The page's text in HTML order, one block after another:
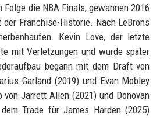
die NBA Finals, gewannen 2016
Franchise-Historie. Nach LeBrons
Kevin Love, der letzte
mit Verletzungen und wurde später
begann mit dem Draft von
Garland (2019) und Evan Mobley
Jarrett Allen (2021) und Donovan
Trade für James Harden (2025)